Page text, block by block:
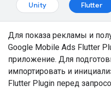
Unity
Flutter
Для показа рекламы и
Google Mobile Ads Flutter
приложение. Для
импортировать и
Flutter Plugin перед